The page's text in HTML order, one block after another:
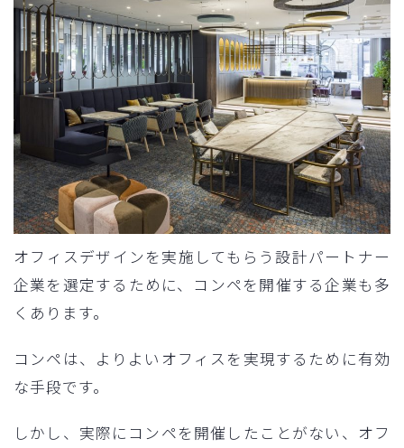
オフィスデザインを実施してもらう設計パートナー
企業を選定するために、コンペを開催する企業も多
くあります。
コンペは、よりよいオフィスを実現するために有効
な手段です。
しかし、実際にコンペを開催したことがない、オフ